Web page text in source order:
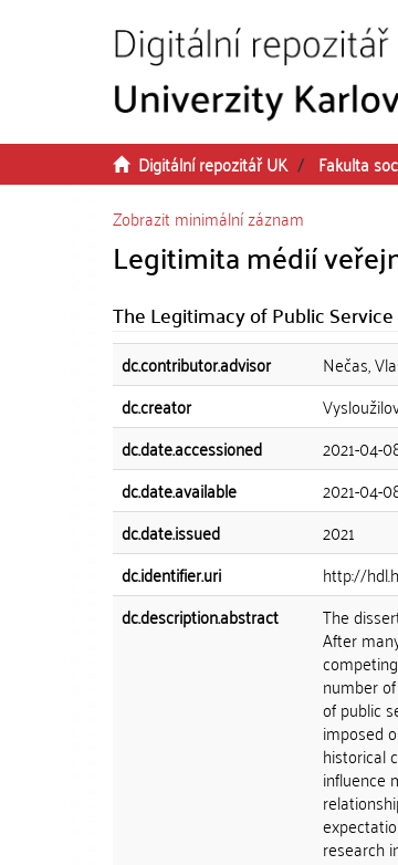
Digitální repozitář UK Fakulta
Zobrazit minimální záznam
Legitimita médií
The Legitimacy of Public
dc.contributor.advisor
Nečas,
dc.creator
dc.date.accessioned
2021-04-
dc.date.available
2021-04-
dc.date.issued
2021
dc.identifier.uri
http://
dc.description.abstract
The
After
number
of public
imposed
historical
influence
research